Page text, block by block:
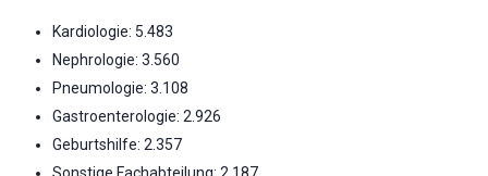
Kardiologie: 5.483
Nephrologie: 3.560
Pneumologie: 3.108
Gastroenterologie: 2.926
Geburtshilfe: 2.357